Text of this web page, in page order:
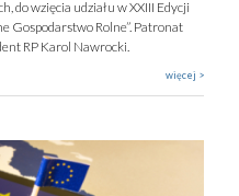
do wzięcia udziału w XXIII Edycji
Gospodarstwo Rolne”. Patronat
RP Karol Nawrocki.
więcej >